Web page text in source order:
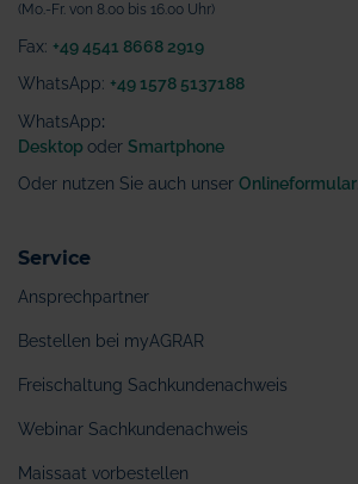
(Mo.-Fr. von 8.00 bis 16.00 Uhr)
Fax: +49 4541 8668 2919
WhatsApp: +49 1578 5137188
WhatsApp:
Desktop oder Smartphone
Oder nutzen Sie auch unser Onlineformular
Service
Ansprechpartner
Bestellen bei myAGRAR
Freischaltung Sachkundenachweis
Webinar Sachkundenachweis
Maissaat vorbestellen